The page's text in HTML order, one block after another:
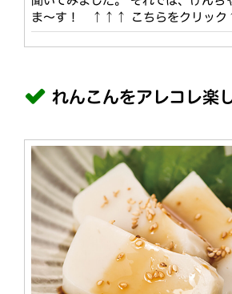
ま～す！ ↑↑↑ こちらをクリッ
れんこんをアレコレ楽